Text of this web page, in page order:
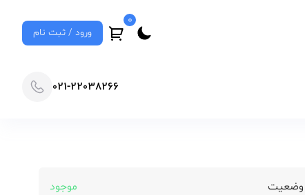
0
ورود / ثبت نام
021-22038266
وضعیت
موجود